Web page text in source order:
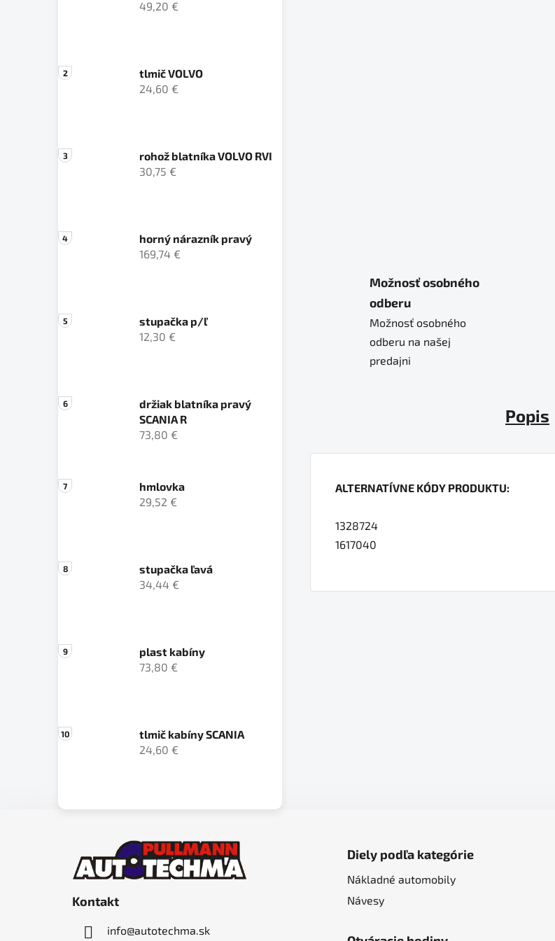
49,20 €
tlmič VOLVO
24,60 €
rohož blatníka VOLVO RVI
30,75 €
horný nárazník pravý
169,74 €
stupačka p/ľ
12,30 €
držiak blatníka pravý
SCANIA R
73,80 €
hmlovka
29,52 €
stupačka ľavá
34,44 €
plast kabíny
73,80 €
tlmič kabíny SCANIA
24,60 €
Možnosť osobného
odberu
Možnosť osobného
odberu na našej
predajni
Popis
ALTERNATÍVNE KÓDY PRODUKTU:
1328724
1617040
Kontakt
info@autotechma.sk
Diely podľa kategórie
Nákladné automobily
Návesy